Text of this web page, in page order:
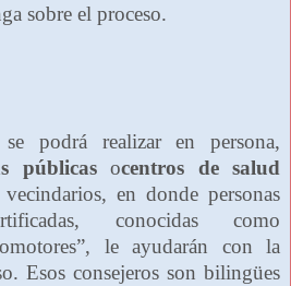
sobre el proceso.
podrá realizar en persona,
públicasocentros de salud
en donde personas
conocidas como
le ayudarán con la
Esos consejeros son bilingües